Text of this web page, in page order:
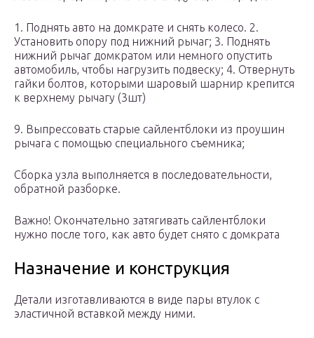
1. Поднять авто на домкрате и снять колесо. 2.
Установить опору под нижний рычаг; 3. Поднять
нижний рычаг домкратом или немного опустить
автомобиль, чтобы нагрузить подвеску; 4. Отвернуть
гайки болтов, которыми шаровый шарнир крепится
к верхнему рычагу (3шт)
9. Выпрессовать старые сайлентблоки из проушин
рычага с помощью специального съемника;
Сборка узла выполняется в последовательности,
обратной разборке.
Важно! Окончательно затягивать сайлентблоки
нужно после того, как авто будет снято с домкрата
Назначение и конструкция
Детали изготавливаются в виде пары втулок с
эластичной вставкой между ними.